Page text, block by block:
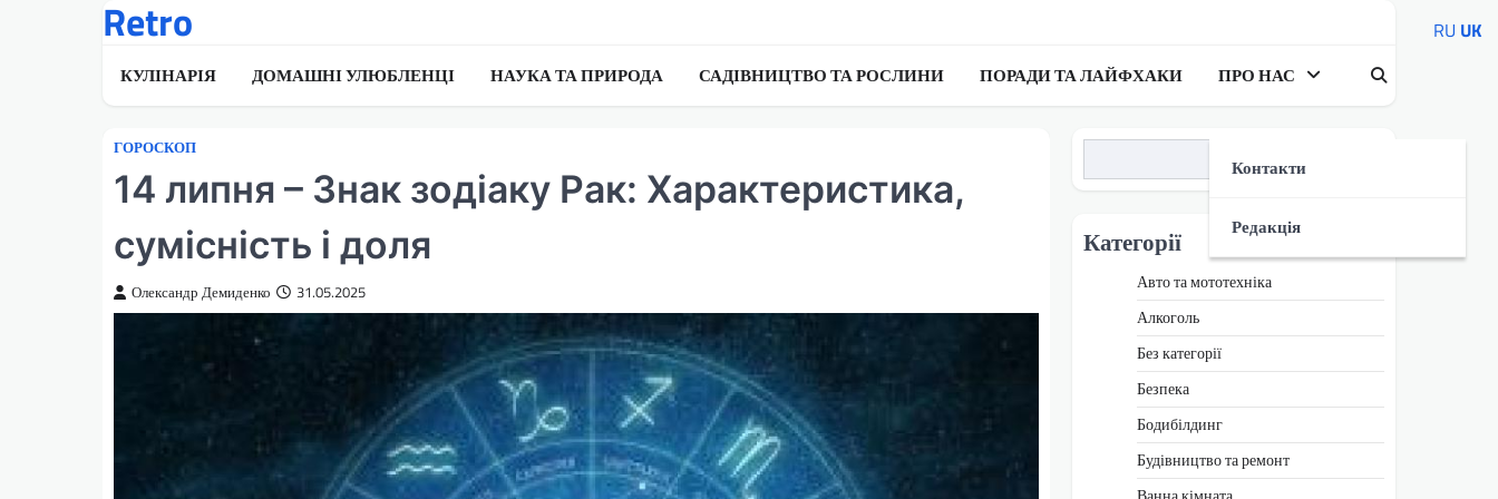
Retro
КУЛІНАРІЯ ДОМАШНІ УЛЮБЛЕНЦІ НАУКА ТА ПРИРОДА САДІВНИЦТВО ТА РОСЛИНИ ПОРАДИ ТА ЛАЙФХАКИ ПРО НАС
Контакти
Редакція
ГОРОСКОП
14 липня – Знак зодіаку Рак: Характеристика,
сумісність і доля
Олександр Демиденко 31.05.2025
Категорії
Авто та мототехніка
Алкоголь
Без категорії
Безпека
Бодибілдинг
Будівництво та ремонт
RU UK